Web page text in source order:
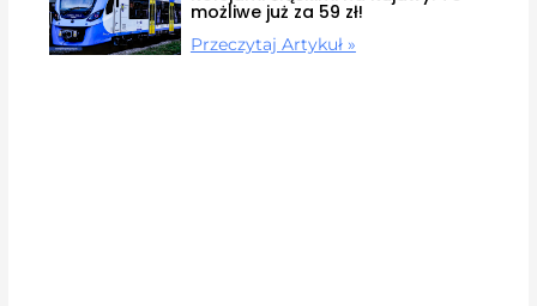
możliwe już za 59 zł!
Przeczytaj Artykuł »